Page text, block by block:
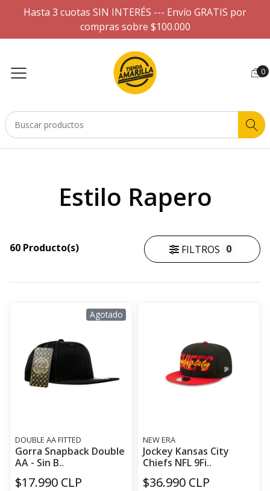
Hasta 3 cuotas SIN INTERÉS --- Envío GRATIS por
compras sobre $100.000
0
Estilo Rapero
60 Producto(s) FILTROS 0
Agotado
DOUBLE AA FITTED
Gorra Snapback Double
AA - Sin B..
$17.990 CLP
NEW ERA
Jockey Kansas City
Chiefs NFL 9Fi..
$36.990 CLP